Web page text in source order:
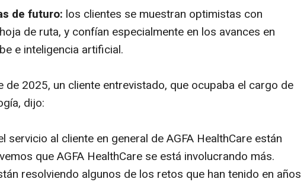
de futuro: los clientes se muestran optimistas con
de ruta, y confían especialmente en los avances en
e inteligencia artificial.
de 2025, un cliente entrevistado, que ocupaba el cargo de
dijo:
servicio al cliente en general de AGFA HealthCare están
que AGFA HealthCare se está involucrando más.
resolviendo algunos de los retos que han tenido en años